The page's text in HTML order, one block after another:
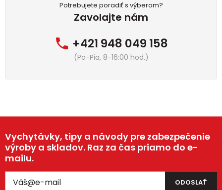
Potrebujete poradiť s výberom?
Zavolajte nám
+421 948 049 158
(Po-Pia, 8-16:00 hod.)
Vychytávky, tipy a návody pre zabezpečenie
výroby a skladov. Raz za čas priamo do e-
mailu.